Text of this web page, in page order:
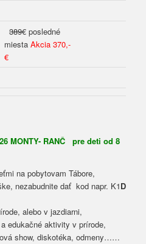
389€ posledné
miestaAkcia 370,-
€
MONTY- RANČ pre deti od 8
na pobytovam Tábore,
nezabudnite dať kod napr. K1D
alebo v jazdiarni,
edukačné aktivity v prírode,
show, diskotéka, odmeny……